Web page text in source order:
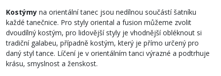
Kostýmy na orientální tanec jsou nedílnou součástí šatníku
každé tanečnice. Pro styly oriental a fusion můžeme zvolit
dvoudílný kostým, pro lidovější styly je vhodnější obléknout si
tradiční galabeu, případně kostým, který je přímo určený pro
daný styl tance. Líčení je v orientálním tanci výrazné a podtrhuje
krásu, smyslnost a ženskost.